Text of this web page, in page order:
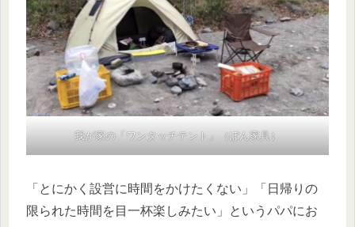
我が家の「ワンタッチテント」（ぼん家具）
「とにかく設営に時間をかけたくない」「日帰りの
限られた時間を目一杯楽しみたい」というパパにお